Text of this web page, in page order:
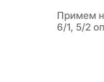
Примем
6/1, 5/2